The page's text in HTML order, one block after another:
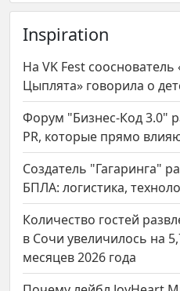
Inspiration
На VK Fest
Цыплята» говорила о
Форум "Бизнес-Код 3.0"
PR, которые прямо
Создатель "Гагаринга"
БПЛА: логистика,
Количество гостей
в Сочи увеличилось на
месяцев 2026 года